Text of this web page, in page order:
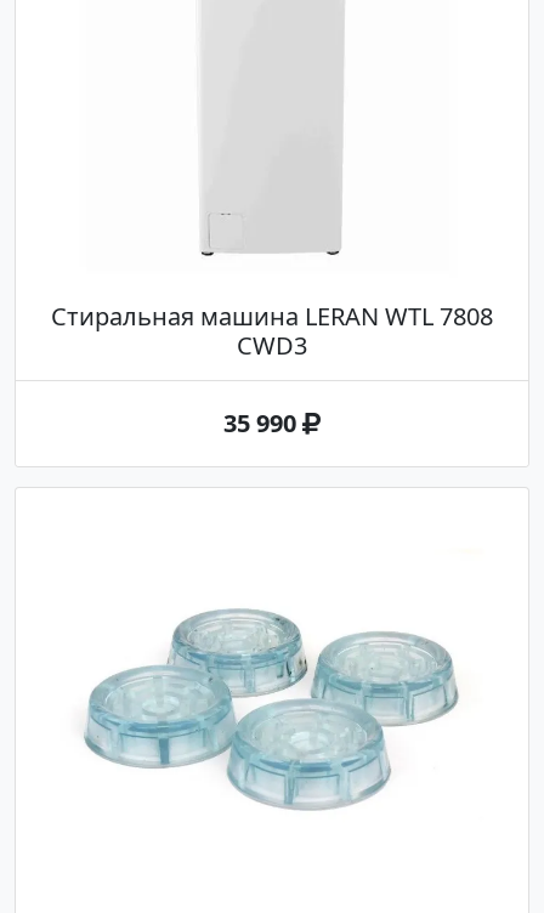
Стиральная машина LERAN WTL 7808
CWD3
35 990